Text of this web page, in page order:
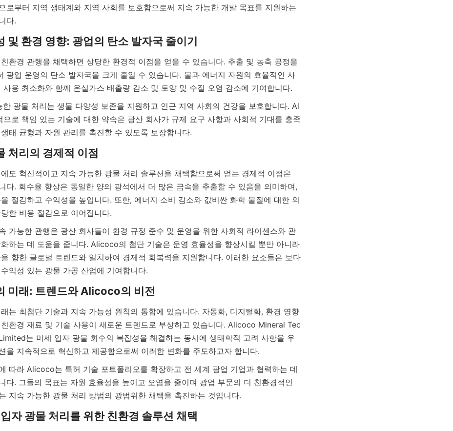
로부터 지역 생태계와 지역 사회를 보호함으로써 지속 가능한 개발 목표를 지원하는
다.
환경 관행을 채택하면 상당한 환경적 이점을 얻을 수 있습니다. 추출 및 농축 공정을
광업 운영의 탄소 발자국을 크게 줄일 수 있습니다. 물과 에너지 자원의 효율적인 사
한 광물 처리는 생물 다양성 보존을 지원하고 인근 지역 사회의 건강을 보호합니다. Al
로 책임 있는 기술에 대한 약속은 광산 회사가 규제 요구 사항과 사회적 기대를 충족
도 혁신적이고 지속 가능한 광물 처리 솔루션을 채택함으로써 얻는 경제적 이점은
다. 회수율 향상은 동일한 양의 광석에서 더 많은 금속을 추출할 수 있음을 의미하며,
절감하고 수익성을 높입니다. 또한, 에너지 소비 감소와 값비싼 화학 물질에 대한 의
가능한 관행은 광산 회사들이 환경 규정 준수 및 운영을 위한 사회적 라이센스와 관
하는 데 도움을 줍니다. Alicoco의 첨단 기술은 운영 효율성을 향상시킬 뿐만 아니라
향한 글로벌 트렌드와 일치하여 경제적 회복력을 지원합니다. 이러한 요소들은 보다
는 최첨단 기술과 지속 가능성 원칙의 통합에 있습니다. 자동화, 디지털화, 환경 영향
환경 재료 및 기술 사용이 새로운 트렌드로 부상하고 있습니다. Alicoco Mineral Tec
는 미세 입자 광물 회수의 복잡성을 해결하는 동시에 생태학적 고려 사항을 우
따라 Alicoco는 특허 기술 포트폴리오를 확장하고 전 세계 광업 기업과 협력하는 데
다. 그들의 목표는 자원 효율성을 높이고 오염을 줄이며 광업 부문의 더 친환경적인